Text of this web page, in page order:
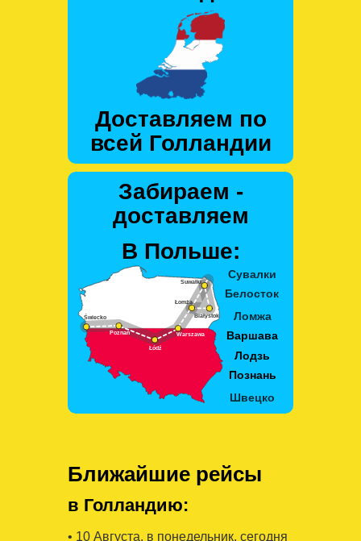
Доставляем по
всей Голландии
Забираем -
доставляем
В Польше:
Ближайшие рейсы
в Голландию:
• 10 Августa, в понедельник, сегодня